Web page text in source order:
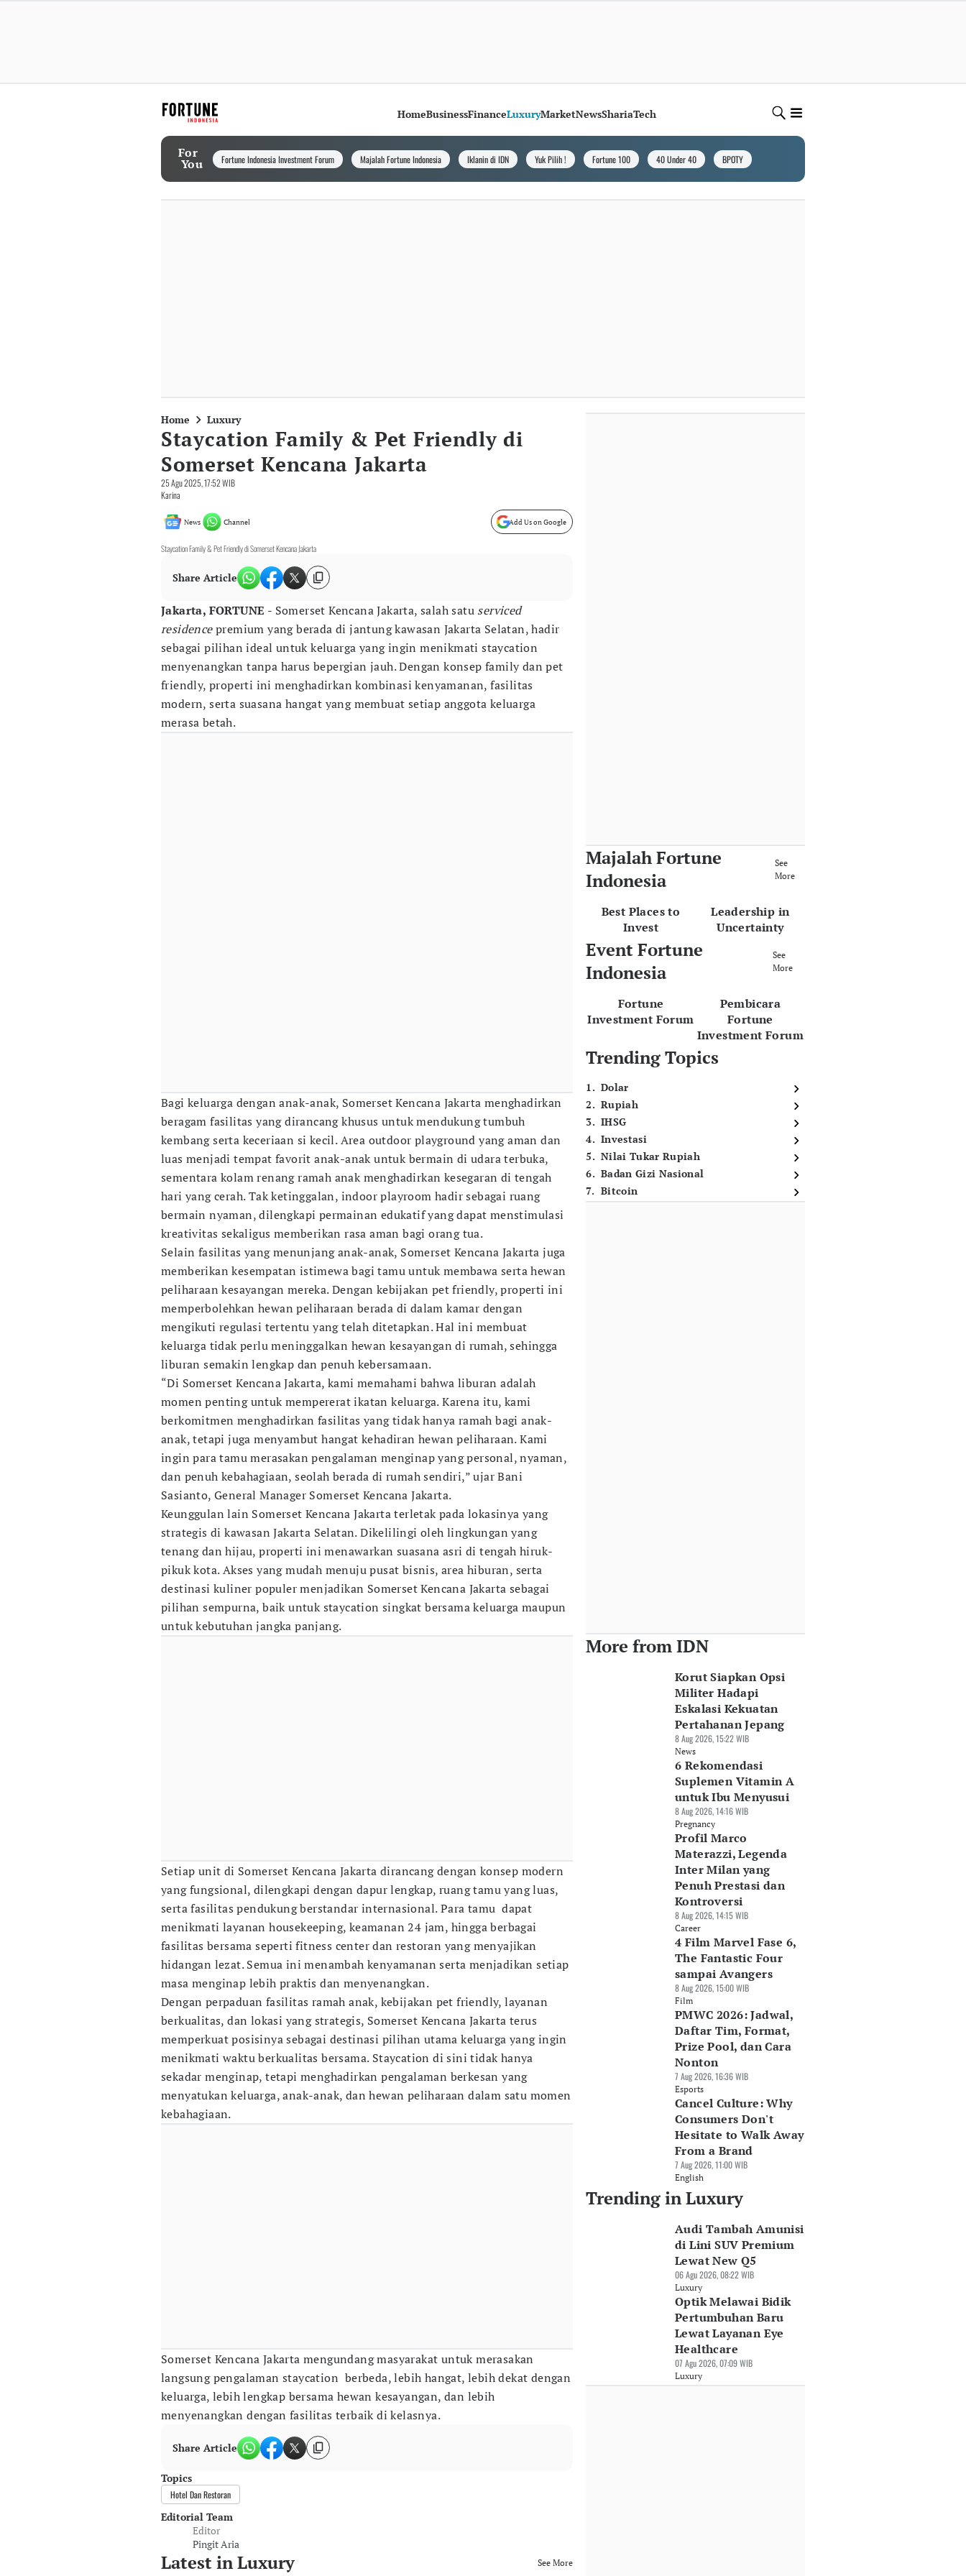
HomeBusinessFinanceLuxuryMarketNewsShariaTech
For
You Fortune Indonesia Investment Forum Majalah Fortune Indonesia Iklanin di IDN Yuk Pilih ! Fortune 100 40 Under 40 BPOTY
Home Luxury
Staycation Family & Pet Friendly di
Somerset Kencana Jakarta
25 Agu 2025, 17:52 WIB
Karina
News Channel Add Us on Google
Staycation Family & Pet Friendly di Somerset Kencana Jakarta
Share Article
Jakarta, FORTUNE - Somerset Kencana Jakarta, salah satu serviced
residencepremium yang berada di jantung kawasan Jakarta Selatan, hadir
sebagai pilihan ideal untuk keluarga yang ingin menikmati staycation
menyenangkan tanpa harus bepergian jauh. Dengan konsep family dan pet
friendly, properti ini menghadirkan kombinasi kenyamanan, fasilitas
modern, serta suasana hangat yang membuat setiap anggota keluarga
merasa betah.
Bagi keluarga dengan anak-anak, Somerset Kencana Jakarta menghadirkan
beragam fasilitas yang dirancang khusus untuk mendukung tumbuh
kembang serta keceriaan si kecil. Area outdoor playground yang aman dan
luas menjadi tempat favorit anak-anak untuk bermain di udara terbuka,
sementara kolam renang ramah anak menghadirkan kesegaran di tengah
hari yang cerah. Tak ketinggalan, indoor playroom hadir sebagai ruang
bermain nyaman, dilengkapi permainan edukatif yang dapat menstimulasi
kreativitas sekaligus memberikan rasa aman bagi orang tua.
Selain fasilitas yang menunjang anak-anak, Somerset Kencana Jakarta juga
memberikan kesempatan istimewa bagi tamu untuk membawa serta hewan
peliharaan kesayangan mereka. Dengan kebijakan pet friendly, properti ini
memperbolehkan hewan peliharaan berada di dalam kamar dengan
mengikuti regulasi tertentu yang telah ditetapkan. Hal ini membuat
keluarga tidak perlu meninggalkan hewan kesayangan di rumah, sehingga
liburan semakin lengkap dan penuh kebersamaan.
“Di Somerset Kencana Jakarta, kami memahami bahwa liburan adalah
momen penting untuk mempererat ikatan keluarga. Karena itu, kami
berkomitmen menghadirkan fasilitas yang tidak hanya ramah bagi anak-
anak, tetapi juga menyambut hangat kehadiran hewan peliharaan. Kami
ingin para tamu merasakan pengalaman menginap yang personal, nyaman,
dan penuh kebahagiaan, seolah berada di rumah sendiri,” ujar Bani
Sasianto, General Manager Somerset Kencana Jakarta.
Keunggulan lain Somerset Kencana Jakarta terletak pada lokasinya yang
strategis di kawasan Jakarta Selatan. Dikelilingi oleh lingkungan yang
tenang dan hijau, properti ini menawarkan suasana asri di tengah hiruk-
pikuk kota. Akses yang mudah menuju pusat bisnis, area hiburan, serta
destinasi kuliner populer menjadikan Somerset Kencana Jakarta sebagai
pilihan sempurna, baik untuk staycation singkat bersama keluarga maupun
untuk kebutuhan jangka panjang.
Setiap unit di Somerset Kencana Jakarta dirancang dengan konsep modern
yang fungsional, dilengkapi dengan dapur lengkap, ruang tamu yang luas,
serta fasilitas pendukung berstandar internasional. Para tamu dapat
menikmati layanan housekeeping, keamanan 24 jam, hingga berbagai
fasilitas bersama seperti fitness center dan restoran yang menyajikan
hidangan lezat. Semua ini menambah kenyamanan serta menjadikan setiap
masa menginap lebih praktis dan menyenangkan.
Dengan perpaduan fasilitas ramah anak, kebijakan pet friendly, layanan
berkualitas, dan lokasi yang strategis, Somerset Kencana Jakarta terus
memperkuat posisinya sebagai destinasi pilihan utama keluarga yang ingin
menikmati waktu berkualitas bersama. Staycation di sini tidak hanya
sekadar menginap, tetapi menghadirkan pengalaman berkesan yang
menyatukan keluarga, anak-anak, dan hewan peliharaan dalam satu momen
kebahagiaan.
Somerset Kencana Jakarta mengundang masyarakat untuk merasakan
langsung pengalaman staycation berbeda, lebih hangat, lebih dekat dengan
keluarga, lebih lengkap bersama hewan kesayangan, dan lebih
menyenangkan dengan fasilitas terbaik di kelasnya.
Share Article
Topics
Hotel Dan Restoran
Editorial Team
Editor
Pingit Aria
Latest in Luxury See More
Majalah Fortune
Indonesia
See
More
Best Places to
Invest
Leadership in
Uncertainty
Event Fortune
Indonesia
See
More
Fortune
Investment Forum
Pembicara
Fortune
Investment Forum
Trending Topics
1. Dolar
2. Rupiah
3. IHSG
4. Investasi
5. Nilai Tukar Rupiah
6. Badan Gizi Nasional
7. Bitcoin
More from IDN
Korut Siapkan Opsi
Militer Hadapi
Eskalasi Kekuatan
Pertahanan Jepang
8 Aug 2026, 15:22 WIB
News
6 Rekomendasi
Suplemen Vitamin A
untuk Ibu Menyusui
8 Aug 2026, 14:16 WIB
Pregnancy
Profil Marco
Materazzi, Legenda
Inter Milan yang
Penuh Prestasi dan
Kontroversi
8 Aug 2026, 14:15 WIB
Career
4 Film Marvel Fase 6,
The Fantastic Four
sampai Avangers
8 Aug 2026, 15:00 WIB
Film
PMWC 2026: Jadwal,
Daftar Tim, Format,
Prize Pool, dan Cara
Nonton
7 Aug 2026, 16:36 WIB
Esports
Cancel Culture: Why
Consumers Don't
Hesitate to Walk Away
From a Brand
7 Aug 2026, 11:00 WIB
English
Trending in Luxury
Audi Tambah Amunisi
di Lini SUV Premium
Lewat New Q5
06 Agu 2026, 08:22 WIB
Luxury
Optik Melawai Bidik
Pertumbuhan Baru
Lewat Layanan Eye
Healthcare
07 Agu 2026, 07:09 WIB
Luxury